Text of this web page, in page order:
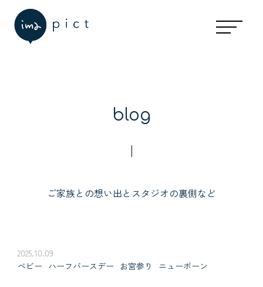
blog
ご家族との想い出とスタジオの裏側など
2025.10.09
べビー ハーフバースデー お宮参り ニューボーン